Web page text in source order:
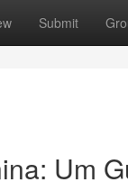
Submit
Um